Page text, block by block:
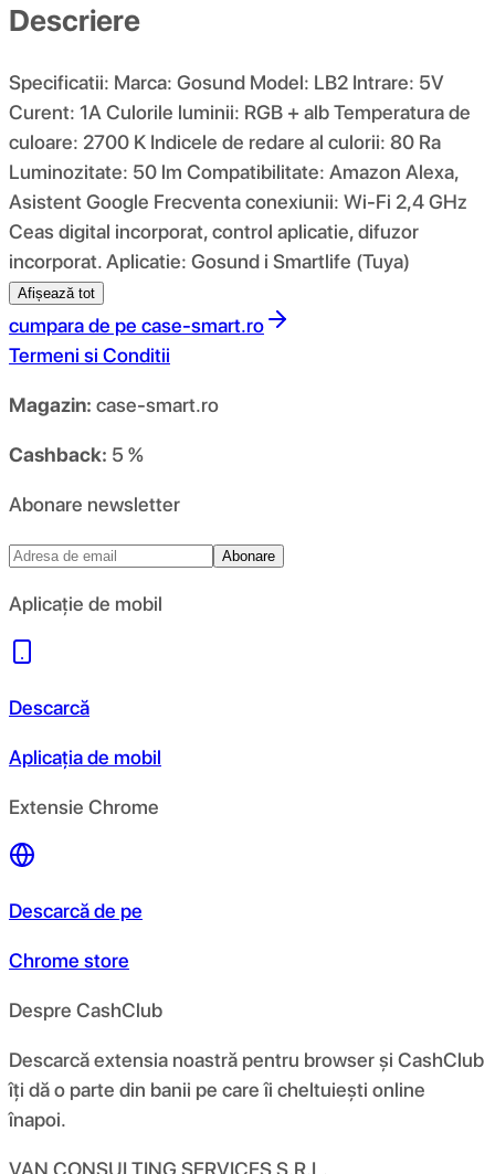
Descriere
Specificatii: Marca: Gosund Model: LB2 Intrare: 5V
Curent: 1A Culorile luminii: RGB + alb Temperatura de
culoare: 2700 K Indicele de redare al culorii: 80 Ra
Luminozitate: 50 lm Compatibilitate: Amazon Alexa,
Asistent Google Frecventa conexiunii: Wi-Fi 2,4 GHz
Ceas digital incorporat, control aplicatie, difuzor
incorporat. Aplicatie: Gosund i Smartlife (Tuya)
Afișează tot
cumpara de pe case-smart.ro
Termeni si Conditii
Magazin: case-smart.ro
Cashback: 5 %
Abonare newsletter
Abonare
Aplicație de mobil
Descarcă
Aplicația de mobil
Extensie Chrome
Descarcă de pe
Chrome store
Despre CashClub
Descarcă extensia noastră pentru browser și CashClub
îți dă o parte din banii pe care îi cheltuiești online
înapoi.
VAN CONSULTING SERVICES S.R.L.